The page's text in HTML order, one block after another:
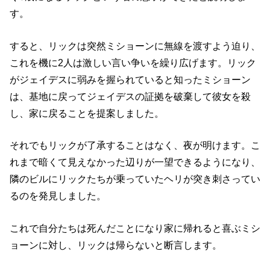
す。
すると、リックは突然ミショーンに無線を渡すよう迫り、
これを機に2人は激しい言い争いを繰り広げます。リック
がジェイデスに弱みを握られていると知ったミショーン
は、基地に戻ってジェイデスの証拠を破棄して彼女を殺
し、家に戻ることを提案しました。
それでもリックが了承することはなく、夜が明けます。こ
れまで暗くて見えなかった辺りが一望できるようになり、
隣のビルにリックたちが乗っていたヘリが突き刺さってい
るのを発見しました。
これで自分たちは死んだことになり家に帰れると喜ぶミシ
ョーンに対し、リックは帰らないと断言します。